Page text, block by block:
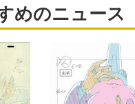
めのニュース